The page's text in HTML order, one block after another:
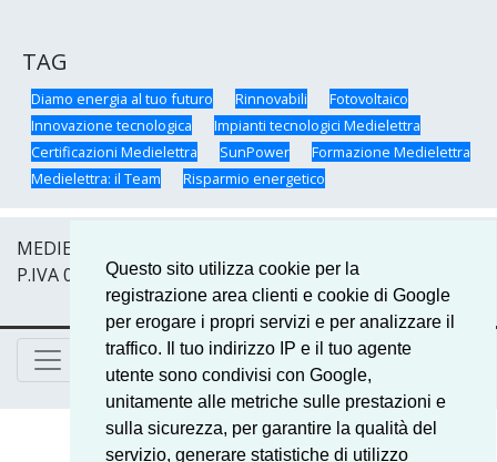
Questo sito utilizza cookie per la
registrazione area clienti e cookie di Google
per erogare i propri servizi e per analizzare il
traffico. Il tuo indirizzo IP e il tuo agente
utente sono condivisi con Google,
unitamente alle metriche sulle prestazioni e
sulla sicurezza, per garantire la qualità del
servizio, generare statistiche di utilizzo
TAG
Diamo energia al tuo futuro Rinnovabili
Fotovoltaico
Innovazione tecnologica
Impianti tecnologici Medielettra
Certificazioni Medielettra
SunPower
Formazione Medielettra
Medielettra: il Team
Risparmio energetico
MEDIELETTRA DI BADALAMENTI ANGELO & C. S.A.S. –
P.IVA 04030650826